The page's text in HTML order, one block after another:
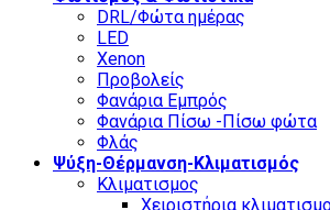
DRL/Φώτα ημέρας
LED
Xenon
Προβολείς
Φανάρια Εμπρός
Φανάρια Πίσω -Πίσω φώτα
Φλάς
Ψύξη-Θέρμανση-Κλιματισμός
Κλιματισμος
Χειριστήρια